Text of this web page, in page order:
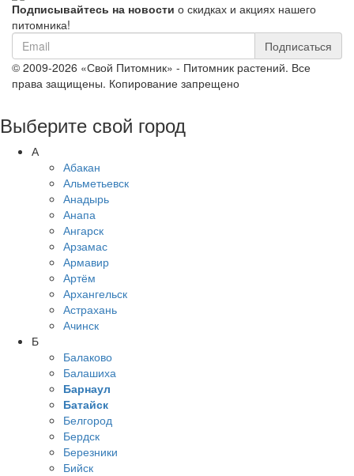
Подписывайтесь на новости о скидках и акциях нашего
питомника!
Подписаться
© 2009-2026 «Свой Питомник» - Питомник растений. Все
права защищены. Копирование запрещено
Выберите свой город
А
Абакан
Альметьевск
Анадырь
Анапа
Ангарск
Арзамас
Армавир
Артём
Архангельск
Астрахань
Ачинск
Б
Балаково
Балашиха
Барнаул
Батайск
Белгород
Бердск
Березники
Бийск